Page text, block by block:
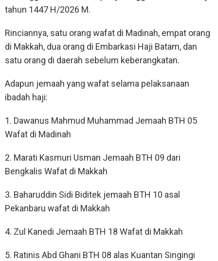
tahun 1447 H/2026 M.
Rinciannya, satu orang wafat di Madinah, empat orang
di Makkah, dua orang di Embarkasi Haji Batam, dan
satu orang di daerah sebelum keberangkatan.
Adapun jemaah yang wafat selama pelaksanaan
ibadah haji:
1. Dawanus Mahmud Muhammad Jemaah BTH 05
Wafat di Madinah
2. Marati Kasmuri Usman Jemaah BTH 09 dari
Bengkalis Wafat di Makkah
3. Baharuddin Sidi Biditek jemaah BTH 10 asal
Pekanbaru wafat di Makkah
4. Zul Kanedi Jemaah BTH 18 Wafat di Makkah
5. Ratinis Abd Ghani BTH 08 alas Kuantan Singingi